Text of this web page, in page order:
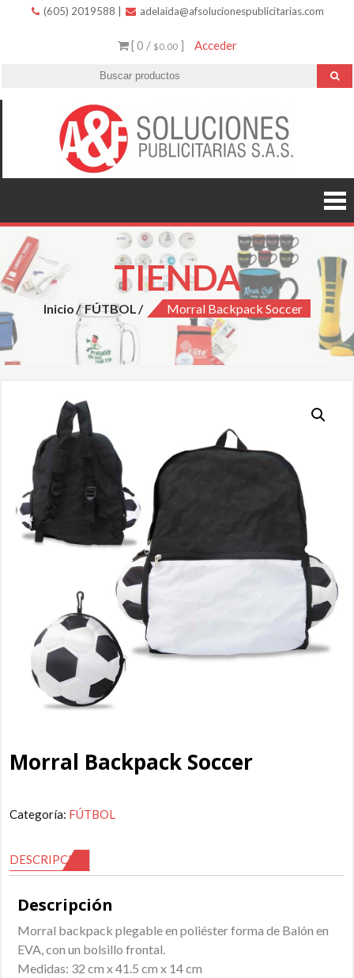
(605) 2019588 adelaida@afsolucionespublicitarias.com
[ 0 / $0.00] Acceder
TIENDA
Inicio FÚTBOL Morral Backpack Soccer
Morral Backpack Soccer
Categoría: FÚTBOL
DESCRIPCIÓN
Descripción
Morral backpack plegable en poliéster forma de Balón en
EVA, con un bolsillo frontal.
Medidas: 32 cm x 41.5 cm x 14 cm